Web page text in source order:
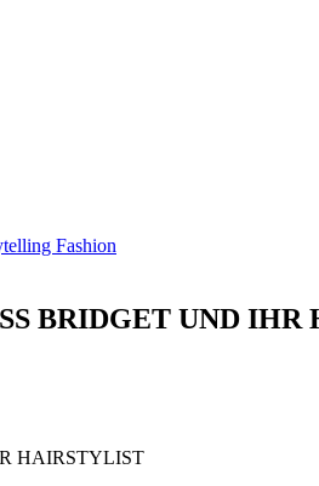
BRIDGET UND IHR
HAIRSTYLIST